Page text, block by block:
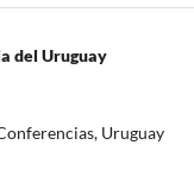
del Uruguay
Uruguay